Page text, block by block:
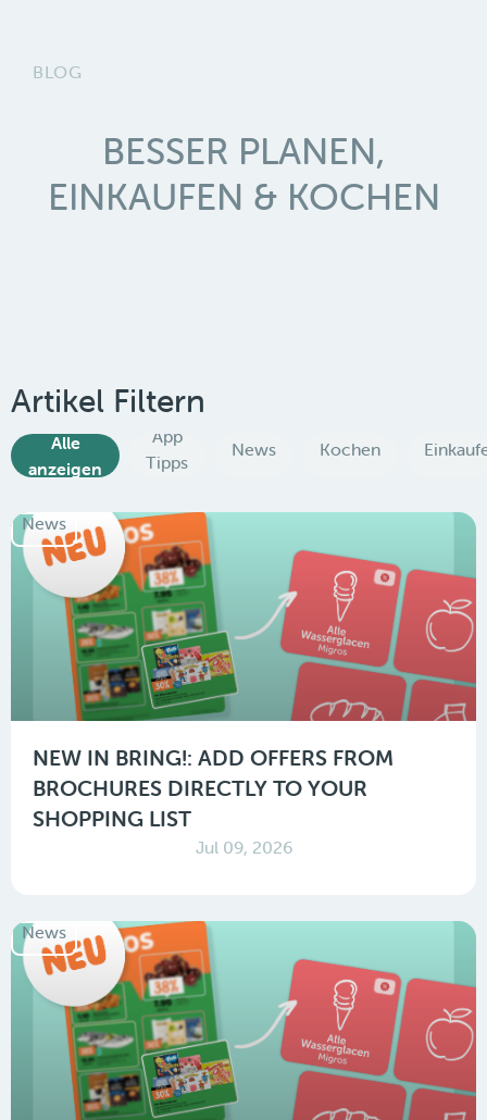
BLOG
BESSER PLANEN,
EINKAUFEN & KOCHEN
Artikel Filtern
Alle
anzeigen
App
Tipps
News Kochen
News
NEW IN BRING!: ADD OFFERS FROM
BROCHURES DIRECTLY TO YOUR
SHOPPING LIST
Jul 09, 2026
News